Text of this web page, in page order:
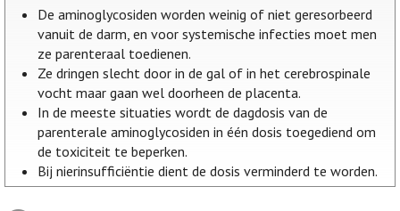
De aminoglycosiden worden weinig of niet geresorbeerd
vanuit de darm, en voor systemische infecties moet men
ze parenteraal toedienen.
Ze dringen slecht door in de gal of in het cerebrospinale
vocht maar gaan wel doorheen de placenta.
In de meeste situaties wordt de dagdosis van de
parenterale aminoglycosiden in één dosis toegediend om
de toxiciteit te beperken.
Bij nierinsufficiëntie dient de dosis verminderd te worden.